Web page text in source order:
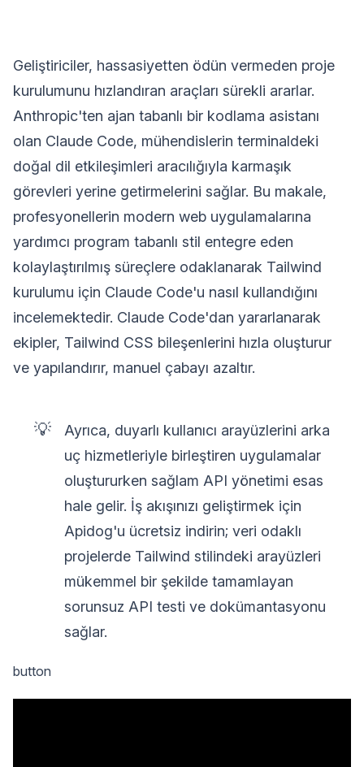
Geliştiriciler, hassasiyetten ödün vermeden proje
kurulumunu hızlandıran araçları sürekli ararlar.
Anthropic'ten ajan tabanlı bir kodlama asistanı
olan Claude Code, mühendislerin terminaldeki
doğal dil etkileşimleri aracılığıyla karmaşık
görevleri yerine getirmelerini sağlar. Bu makale,
profesyonellerin modern web uygulamalarına
yardımcı program tabanlı stil entegre eden
kolaylaştırılmış süreçlere odaklanarak Tailwind
kurulumu için Claude Code'u nasıl kullandığını
incelemektedir. Claude Code'dan yararlanarak
ekipler, Tailwind CSS bileşenlerini hızla oluşturur
ve yapılandırır, manuel çabayı azaltır.
💡
Ayrıca, duyarlı kullanıcı arayüzlerini arka
uç hizmetleriyle birleştiren uygulamalar
oluştururken sağlam API yönetimi esas
hale gelir. İş akışınızı geliştirmek için
Apidog'u ücretsiz indirin; veri odaklı
projelerde Tailwind stilindeki arayüzleri
mükemmel bir şekilde tamamlayan
sorunsuz API testi ve dokümantasyonu
sağlar.
button